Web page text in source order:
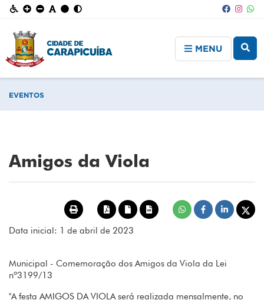
MENU
EVENTOS
Amigos da Viola
Data inicial: 1 de abril de 2023
Municipal - Comemoração dos Amigos da Viola da Lei
nº3199/13
"A festa AMIGOS DA VIOLA será realizada mensalmente, no